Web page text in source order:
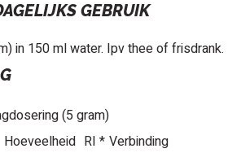
GEBRUIK
in 150 ml water. Ipv thee of frisdrank.
(5 gram)
Hoeveelheid RI * Verbinding